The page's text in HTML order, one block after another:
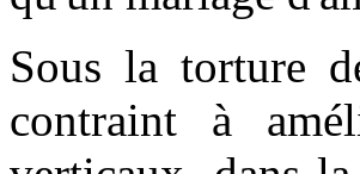
Sous la torture
contraint à